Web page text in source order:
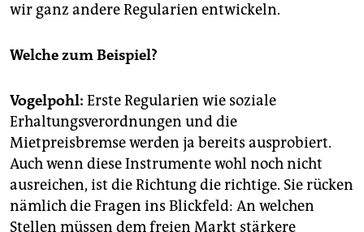
wir ganz andere Regularien entwickeln.
Welche zum Beispiel?
Vogelpohl: Erste Regularien wie soziale
Erhaltungsverordnungen und die
Mietpreisbremse werden ja bereits ausprobiert.
Auch wenn diese Instrumente wohl noch nicht
ausreichen, ist die Richtung die richtige. Sie rücken
nämlich die Fragen ins Blickfeld: An welchen
Stellen müssen dem freien Markt stärkere